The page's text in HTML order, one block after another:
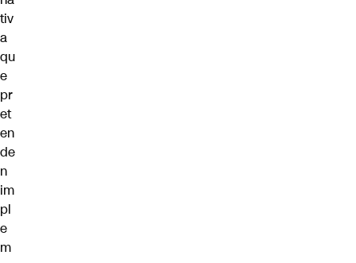
tiv
a
qu
e
pr
et
en
de
n
im
pl
e
m